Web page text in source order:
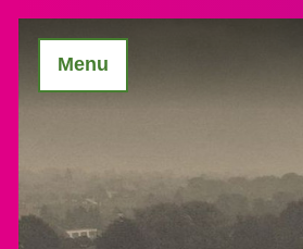
Menu